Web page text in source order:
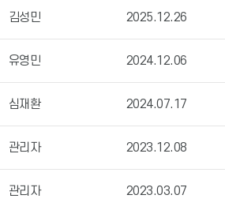
김성민 2025.12.26
유영민 2024.12.06
심재환 2024.07.17
관리자 2023.12.08
관리자 2023.03.07